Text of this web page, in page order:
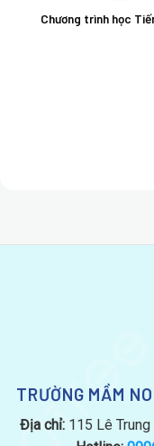
Chương trình học
TRƯỜNG MẦM
Địa chỉ: 115 Lê